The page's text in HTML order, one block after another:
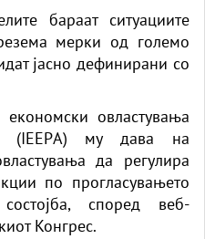
бараат ситуациите
мерки од големо
јасно дефинирани со
овластувања
(IEEPA) му дава на
да регулира
по прогласувањето
според веб-
Конгрес.